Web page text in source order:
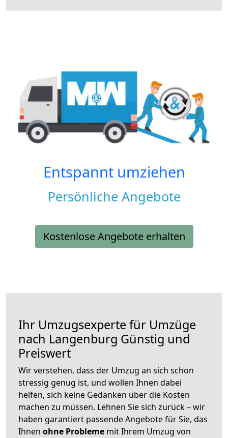
Entspannt umziehen
Persönliche Angebote
Kostenlose Angebote erhalten
Ihr Umzugsexperte für Umzüge
nach Langenburg Günstig und
Preiswert
Wir verstehen, dass der Umzug an sich schon
stressig genug ist, und wollen Ihnen dabei
helfen, sich keine Gedanken über die Kosten
machen zu müssen. Lehnen Sie sich zurück – wir
haben garantiert passende Angebote für Sie, das
Ihnen ohne Probleme mit Ihrem Umzug von